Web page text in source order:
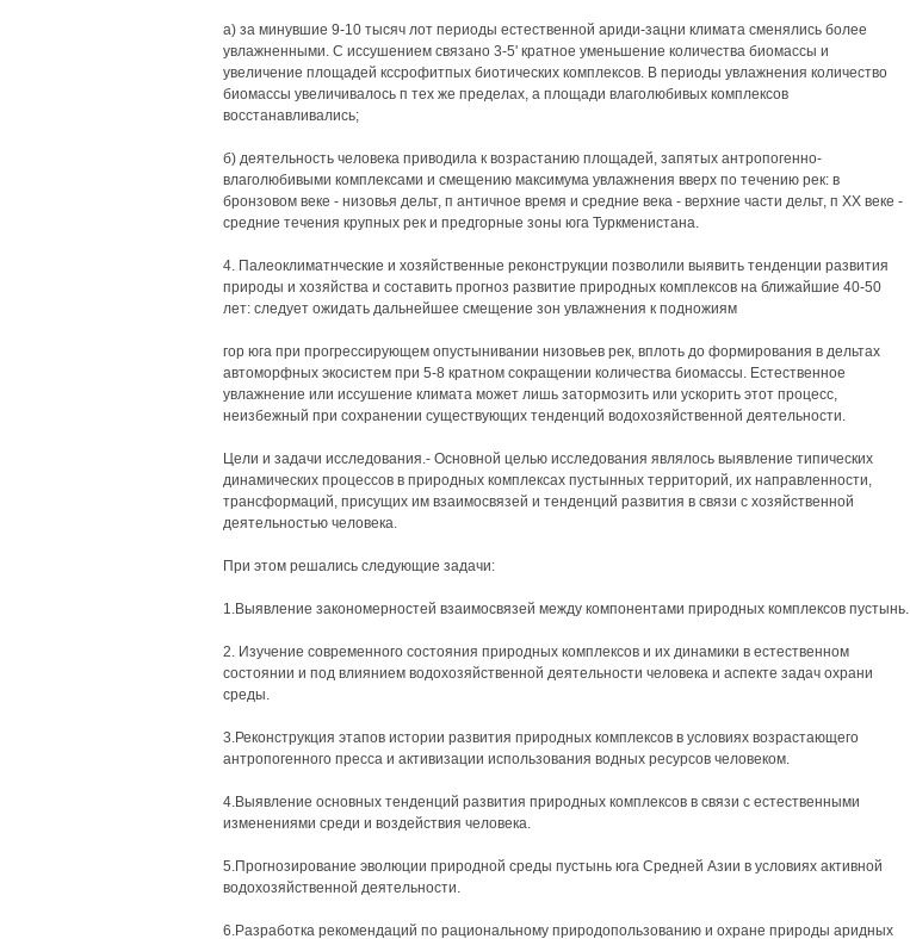
а) за минувшие 9-10 тысяч лот периоды естественной ариди-зацни климата сменялись более
увлажненными. С иссушением связано 3-5' кратное уменьшение количества биомассы и
увеличение площадей кссрофитпых биотических комплексов. В периоды увлажнения количество
биомассы увеличивалось п тех же пределах, а площади влаголюбивых комплексов
восстанавливались;
б) деятельность человека приводила к возрастанию площадей, запятых антропогенно-
влаголюбивыми комплексами и смещению максимума увлажнения вверх по течению рек: в
бронзовом веке - низовья дельт, п античное время и средние века - верхние части дельт, п XX веке -
средние течения крупных рек и предгорные зоны юга Туркменистана.
4. Палеоклиматнческие и хозяйственные реконструкции позволили выявить тенденции развития
природы и хозяйства и составить прогноз развитие природных комплексов на ближайшие 40-50
лет: следует ожидать дальнейшее смещение зон увлажнения к подножиям
гор юга при прогрессирующем опустынивании низовьев рек, вплоть до формирования в дельтах
автоморфных экосистем при 5-8 кратном сокращении количества биомассы. Естественное
увлажнение или иссушение климата может лишь затормозить или ускорить этот процесс,
неизбежный при сохранении существующих тенденций водохозяйственной деятельности.
Цели и задачи исследования.- Основной целью исследования являлось выявление типических
динамических процессов в природных комплексах пустынных территорий, их направленности,
трансформаций, присущих им взаимосвязей и тенденций развития в связи с хозяйственной
деятельностью человека.
При этом решались следующие задачи:
1.Выявление закономерностей взаимосвязей между компонентами природных комплексов пустынь.
2. Изучение современного состояния природных комплексов и их динамики в естественном
состоянии и под влиянием водохозяйственной деятельности человека и аспекте задач охрани
среды.
3.Реконструкция этапов истории развития природных комплексов в условиях возрастающего
антропогенного пресса и активизации использования водных ресурсов человеком.
4.Выявление основных тенденций развития природных комплексов в связи с естественными
изменениями среди и воздействия человека.
5.Прогнозирование эволюции природной среды пустынь юга Средней Азии в условиях активной
водохозяйственной деятельности.
6.Разработка рекомендаций по рациональному природопользованию и охране природы аридных